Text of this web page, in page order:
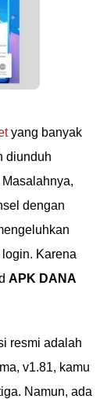
yang banyak
diunduh
dengan
Karena
APK DANA
resmi adalah
v1.81, kamu
Namun, ada